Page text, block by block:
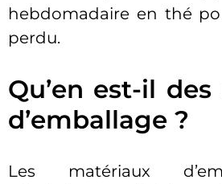
hebdomadaire en thé
perdu.
Qu’en est-il
d’emballage ?
Les matériaux